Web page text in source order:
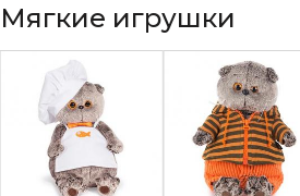
Мягкие игрушки